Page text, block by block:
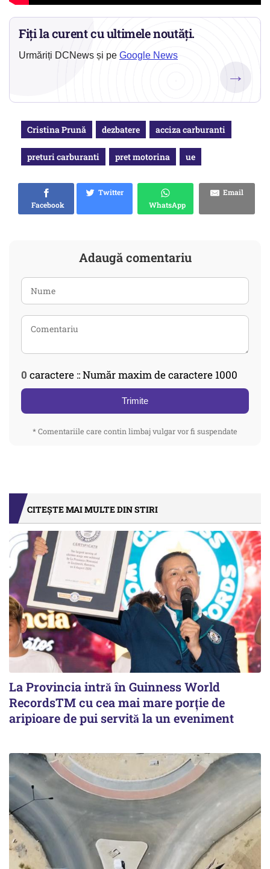
Fiți la curent cu ultimele noutăți.
Urmăriți DCNews și pe Google News
→
Cristina Prună dezbatere acciza carburanti
preturi carburanti pret motorina ue
Facebook
Twitter
WhatsApp
Email
Adaugă comentariu
0 caractere :: Număr maxim de caractere 1000
Trimite
* Comentariile care contin limbaj vulgar vor fi suspendate
CITEȘTE MAI MULTE DIN STIRI
La Provincia intră în Guinness World
RecordsTM cu cea mai mare porție de
aripioare de pui servită la un eveniment